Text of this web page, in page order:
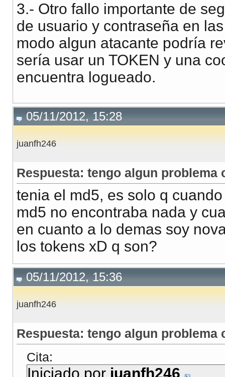
3.- Otro fallo importante de
de usuario y contraseña en
modo algun atacante podría
sería usar un TOKEN y una
encuentra logueado.
05/11/2012, 15:28
juanfh246
Respuesta: tengo algun problema
tenia el md5, es solo q
md5 no encontraba nada y
en cuanto a lo demas soy
los tokens xD q son?
05/11/2012, 15:36
juanfh246
Respuesta: tengo algun problema
Cita:
Iniciado por juanfh246